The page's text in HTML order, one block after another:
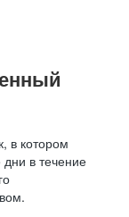
в котором
в течение